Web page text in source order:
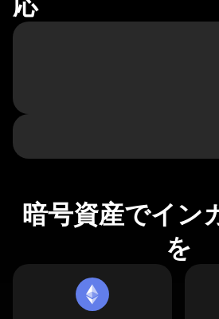
暗号資産でイン
を